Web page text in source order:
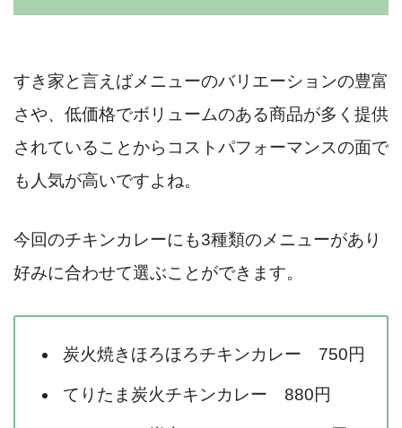
すき家と言えばメニューのバリエーションの豊富
さや、低価格でボリュームのある商品が多く提供
されていることからコストパフォーマンスの面で
も人気が高いですよね。
今回のチキンカレーにも3種類のメニューがあり
好みに合わせて選ぶことができます。
炭火焼きほろほろチキンカレー 750円
てりたま炭火チキンカレー 880円